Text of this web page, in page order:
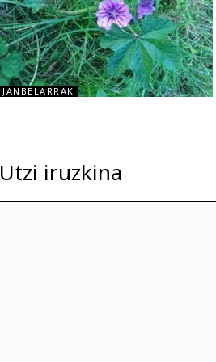
JANBELARRAK
Utzi iruzkina